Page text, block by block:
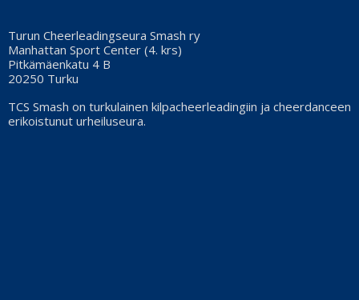
Turun Cheerleadingseura Smash ry
Manhattan Sport Center (4. krs)
Pitkämäenkatu 4 B
20250 Turku
TCS Smash on turkulainen kilpacheerleadingiin ja cheerdanceen
erikoistunut urheiluseura.